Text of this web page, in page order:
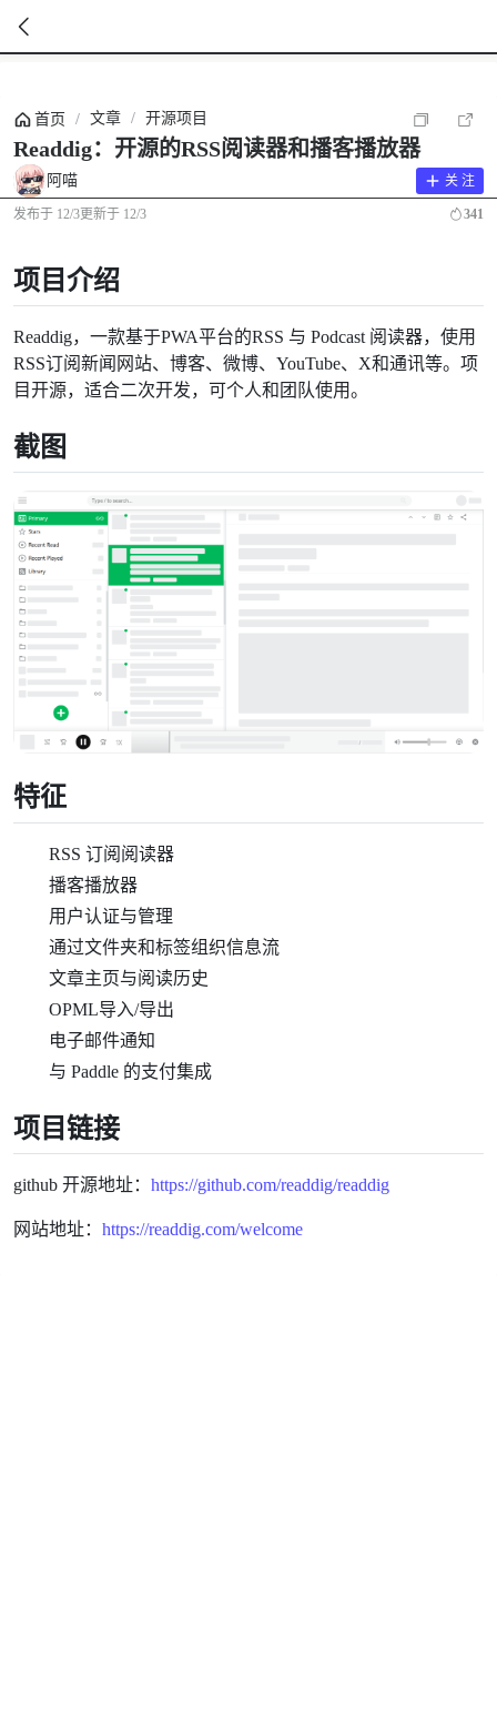
首页 / 文章 / 开源项目
Readdig：开源的RSS阅读器和播客播放器
阿喵 关 注
发布于 12/3更新于 12/3 341
项目介绍
Readdig，一款基于PWA平台的RSS 与 Podcast 阅读器，使用
RSS订阅新闻网站、博客、微博、YouTube、X和通讯等。项
目开源，适合二次开发，可个人和团队使用。
截图
特征
RSS 订阅阅读器
播客播放器
用户认证与管理
通过文件夹和标签组织信息流
文章主页与阅读历史
OPML导入/导出
电子邮件通知
与 Paddle 的支付集成
项目链接
github 开源地址： https://github.com/readdig/readdig
网站地址： https://readdig.com/welcome